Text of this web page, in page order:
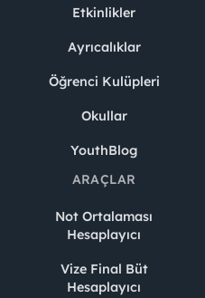
Etkinlikler
Ayrıcalıklar
Öğrenci Kulüpleri
Okullar
YouthBlog
ARAÇLAR
Not Ortalaması
Hesaplayıcı
Vize Final Büt
Hesaplayıcı